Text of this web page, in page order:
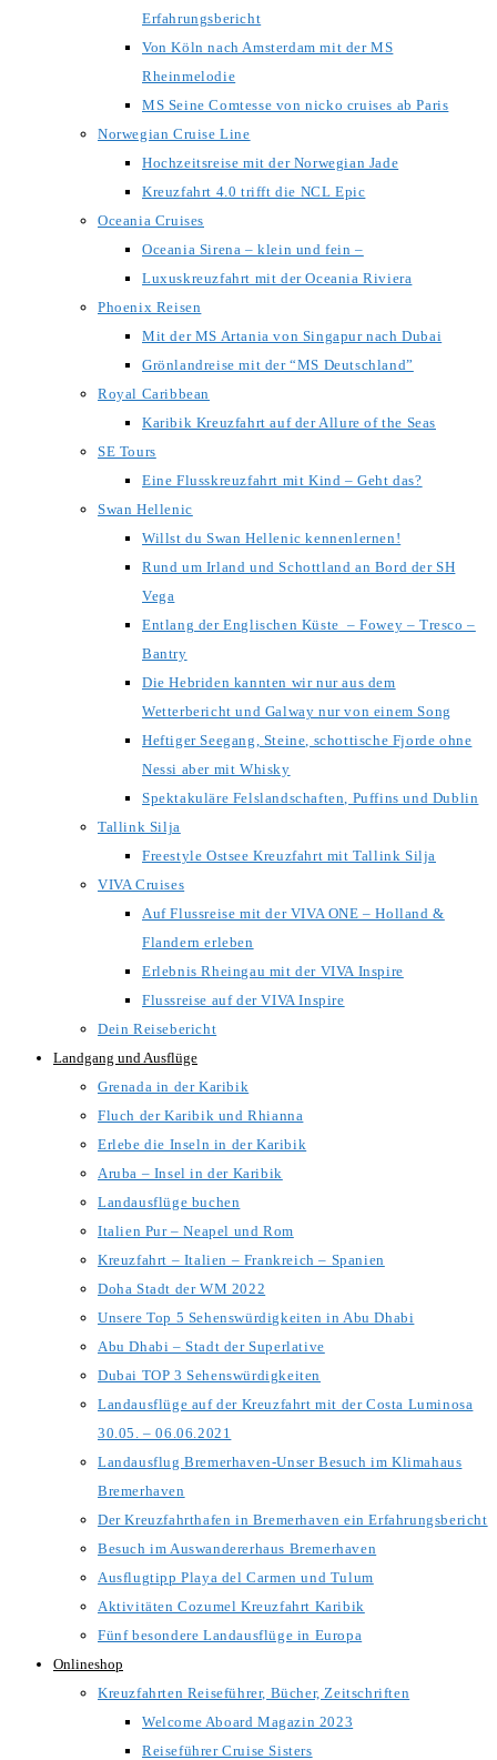
Erfahrungsbericht
Von Köln nach Amsterdam mit der MS
Rheinmelodie
MS Seine Comtesse von nicko cruises ab Paris
Norwegian Cruise Line
Hochzeitsreise mit der Norwegian Jade
Kreuzfahrt 4.0 trifft die NCL Epic
Oceania Cruises
Oceania Sirena – klein und fein –
Luxuskreuzfahrt mit der Oceania Riviera
Phoenix Reisen
Mit der MS Artania von Singapur nach Dubai
Grönlandreise mit der “MS Deutschland”
Royal Caribbean
Karibik Kreuzfahrt auf der Allure of the Seas
SE Tours
Eine Flusskreuzfahrt mit Kind – Geht das?
Swan Hellenic
Willst du Swan Hellenic kennenlernen!
Rund um Irland und Schottland an Bord der SH
Vega
Entlang der Englischen Küste – Fowey – Tresco –
Bantry
Die Hebriden kannten wir nur aus dem
Wetterbericht und Galway nur von einem Song
Heftiger Seegang, Steine, schottische Fjorde ohne
Nessi aber mit Whisky
Spektakuläre Felslandschaften, Puffins und Dublin
Tallink Silja
Freestyle Ostsee Kreuzfahrt mit Tallink Silja
VIVA Cruises
Auf Flussreise mit der VIVA ONE – Holland &
Flandern erleben
Erlebnis Rheingau mit der VIVA Inspire
Flussreise auf der VIVA Inspire
Dein Reisebericht
Landgang und Ausflüge
Grenada in der Karibik
Fluch der Karibik und Rhianna
Erlebe die Inseln in der Karibik
Aruba – Insel in der Karibik
Landausflüge buchen
Italien Pur – Neapel und Rom
Kreuzfahrt – Italien – Frankreich – Spanien
Doha Stadt der WM 2022
Unsere Top 5 Sehenswürdigkeiten in Abu Dhabi
Abu Dhabi – Stadt der Superlative
Dubai TOP 3 Sehenswürdigkeiten
Landausflüge auf der Kreuzfahrt mit der Costa Luminosa
30.05. – 06.06.2021
Landausflug Bremerhaven-Unser Besuch im Klimahaus
Bremerhaven
Der Kreuzfahrthafen in Bremerhaven ein Erfahrungsbericht
Besuch im Auswandererhaus Bremerhaven
Ausflugtipp Playa del Carmen und Tulum
Aktivitäten Cozumel Kreuzfahrt Karibik
Fünf besondere Landausflüge in Europa
Onlineshop
Kreuzfahrten Reiseführer, Bücher, Zeitschriften
Welcome Aboard Magazin 2023
Reiseführer Cruise Sisters